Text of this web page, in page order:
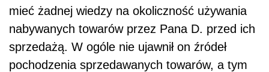
mieć żadnej wiedzy na okoliczność używania
nabywanych towarów przez Pana D. przed ich
sprzedażą. W ogóle nie ujawnił on źródeł
pochodzenia sprzedawanych towarów, a tym